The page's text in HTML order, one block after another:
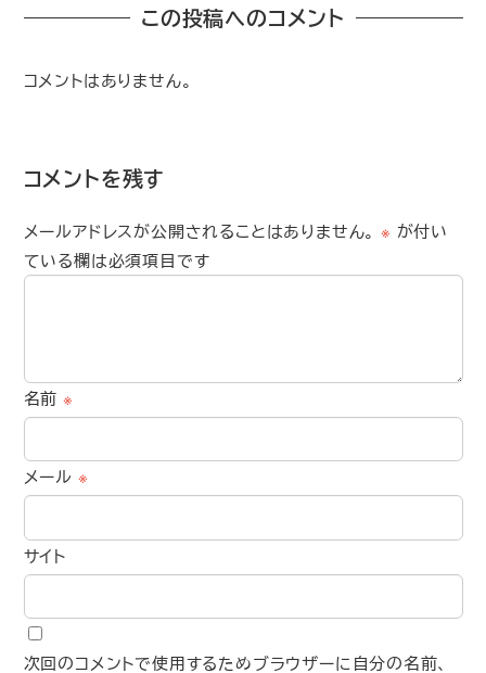
この投稿へのコメント
コメントはありません。
コメントを残す
メールアドレスが公開されることはありません。 ※ が付い
ている欄は必須項目です
名前 ※
メール ※
サイト
次回のコメントで使用するためブラウザーに自分の名前、